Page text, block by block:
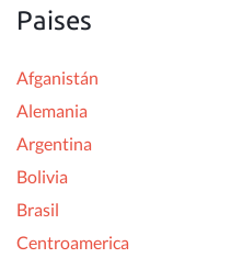
Paises
Afganistán
Alemania
Argentina
Bolivia
Brasil
Centroamerica